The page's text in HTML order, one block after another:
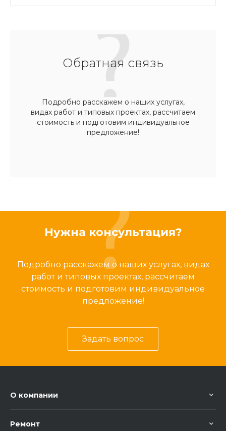
Обратная связь
Подробно расскажем о наших услугах,
видах работ и типовых проектах, рассчитаем
стоимость и подготовим индивидуальное
предложение!
Нужна консультация?
Подробно расскажем о наших услугах, видах
работ и типовых проектах, рассчитаем
стоимость и подготовим индивидуальное
предложение!
Задать вопрос
О компании
Ремонт